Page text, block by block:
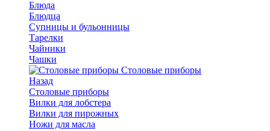
Блюда
Блюдца
Супницы и бульонницы
Тарелки
Чайники
Чашки
Cтоловые приборы
Назад
Cтоловые приборы
Вилки для лобстера
Вилки для пирожных
Ножи для масла